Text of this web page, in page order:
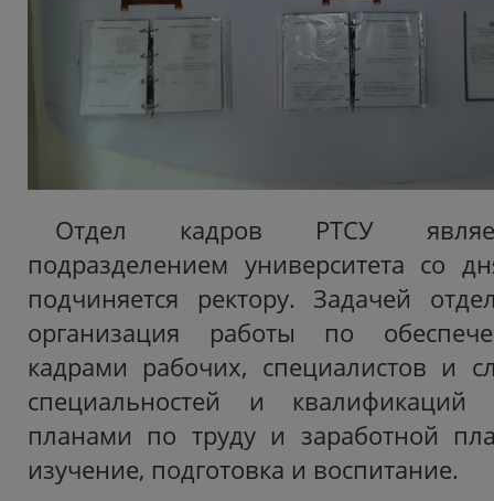
Отдел кадров РТСУ
подразделением университета со
подчиняется ректору. Задачей
организация работы по
кадрами рабочих, специалистов и
специальностей и
планами по труду и заработной
изучение, подготовка и воспитание.